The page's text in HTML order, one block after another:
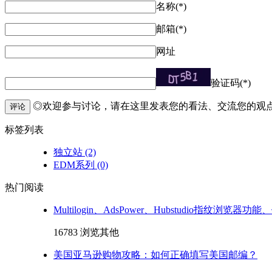
名称(*)
邮箱(*)
网址
验证码(*)
评论 ◎欢迎参与讨论，请在这里发表您的看法、交流您的观
标签列表
独立站 (2)
EDM系列 (0)
热门阅读
Multilogin、AdsPower、Hubstudio指纹浏览器功能
16783 浏览其他
美国亚马逊购物攻略：如何正确填写美国邮编？